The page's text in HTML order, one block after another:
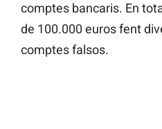
comptes bancaris. En
de 100.000 euros fent
comptes falsos.